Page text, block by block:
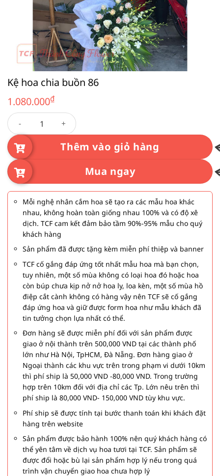
Kệ hoa chia buồn 86
1.080.000₫
Kệ hoa chia buồn 86 số lượng
Thêm vào giỏ hàng
Mua ngay
Mỗi nghệ nhân cắm hoa sẽ tạo ra các mẫu hoa khác
nhau, không hoàn toàn giống nhau 100% và có độ xê
dịch. TCF cam kết đảm bảo tầm 90%-95% mẫu cho quý
khách hàng
Sản phẩm đã được tặng kèm miễn phí thiệp và banner
TCF cố gắng đáp ứng tốt nhất mẫu hoa mà bạn chọn,
tuy nhiên, một số mùa không có loại hoa đó hoặc hoa
còn búp chưa kịp nở nở hoa ly, loa kèn, một số mùa hồ
điệp cắt cành không có hàng vậy nên TCF sẽ cố gắng
đáp ứng hoa và giữ được form hoa như mẫu khách đã
tin tưởng chọn lựa nhất có thể.
Đơn hàng sẽ được miễn phí đối với sản phẩm được
giao ở nội thành trên 500,000 VND tại các thành phố
lớn như Hà Nội, TpHCM, Đà Nẵng. Đơn hàng giao ở
Ngoại thành các khu vực trên trong phạm vi dưới 10km
thì phí ship là 50,000 VND -80,000 VND. Trong trường
hợp trên 10km đối với địa chỉ các Tp. Lớn nêu trên thì
phí ship là 80,000 VND- 150,000 VND tùy khu vực.
Phí ship sẽ được tính tại bước thanh toán khi khách đặt
hàng trên website
Sản phẩm được bảo hành 100% nên quý khách hàng có
thể yên tâm về dịch vụ hoa tươi tại TCF. Sản phẩm sẽ
được đổi hoặc bù lại sản phẩm hợp lý nếu trong quá
trình vận chuyển giao hoa chưa hợp lý